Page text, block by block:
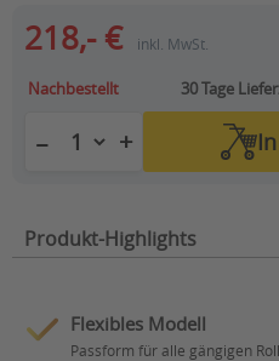
218,- € inkl. MwSt.
Nachbestellt 30 Tage
− +
Produkt-Highlights
Flexibles Modell
Passform für alle gängigen